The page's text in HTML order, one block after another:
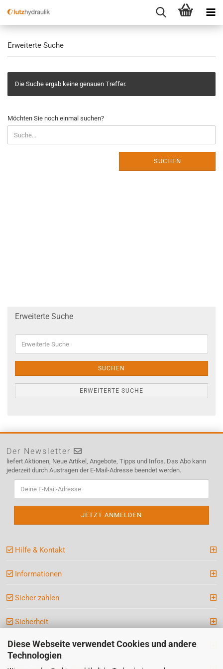
Diese Webseite verwendet Cookies und andere
Technologien
Erweiterte Suche
Die Suche ergab keine genauen Treffer.
Möchten Sie noch einmal suchen?
SUCHEN
Erweiterte Suche
Suche
SUCHEN
ERWEITERTE SUCHE
Der Newsletter
liefert Aktionen, Neue Artikel, Angebote, Tipps und Infos. Das Abo kann
jederzeit durch Austragen der E-Mail-Adresse beendet werden.
Hilfe & Kontakt
Informationen
Sicher zahlen
Sicherheit
Kategorien